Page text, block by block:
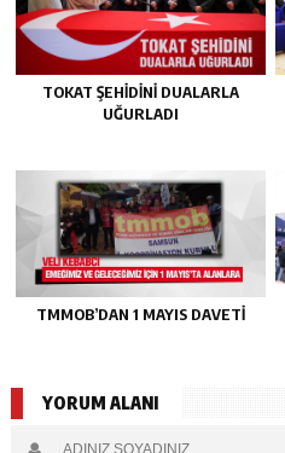
TOKAT ŞEHIDINI DUALARLA
UĞURLADI
TMMOB’DAN 1 MAYIS DAVETI
YORUM ALANI